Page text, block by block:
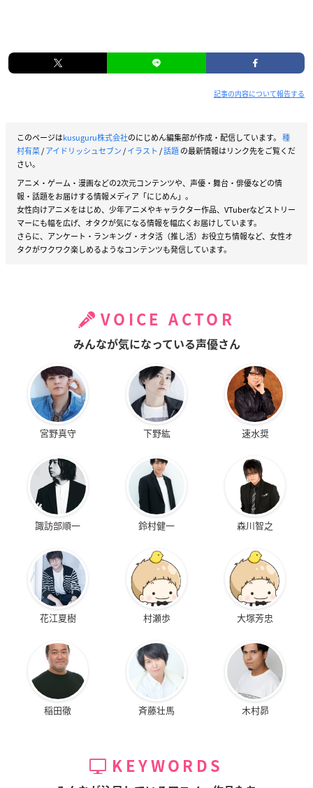
記事の内容について報告する
このページはkusuguru株式会社のにじめん編集部が作成・配信しています。 種
村有菜/アイドリッシュセブン/イラスト /話題の最新情報はリンク先をご覧くだ
さい。
アニメ・ゲーム・漫画などの2次元コンテンツや、声優・舞台・俳優などの情
報・話題をお届けする情報メディア「にじめん」。
女性向けアニメをはじめ、少年アニメやキャラクター作品、VTuberなどストリー
マーにも幅を広げ、オタクが気になる情報を幅広くお届けしています。
さらに、アンケート・ランキング・オタ活（推し活）お役立ち情報など、女性オ
タクがワクワク楽しめるようなコンテンツも発信しています。
VOICE ACTOR
みんなが気になっている声優さん
宮野真守 下野紘 速水奨
諏訪部順一 鈴村健一 森川智之
花江夏樹 村瀬歩 大塚芳忠
稲田徹 斉藤壮馬 木村昴
KEYWORDS